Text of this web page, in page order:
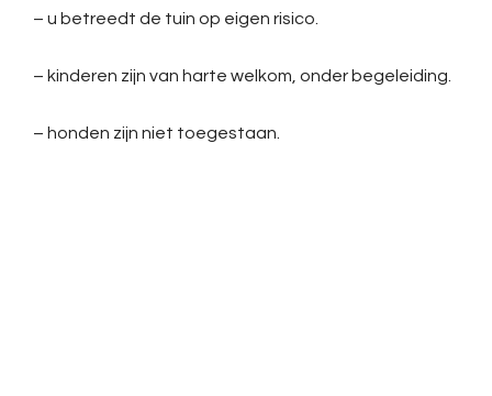
– u betreedt de tuin op eigen risico.
– kinderen zijn van harte welkom, onder begeleiding.
– honden zijn niet toegestaan.